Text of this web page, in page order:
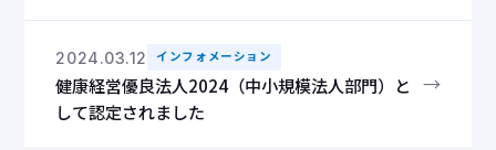
2024.03.12 インフォメーション
健康経営優良法人2024（中小規模法人部門）と
して認定されました
→